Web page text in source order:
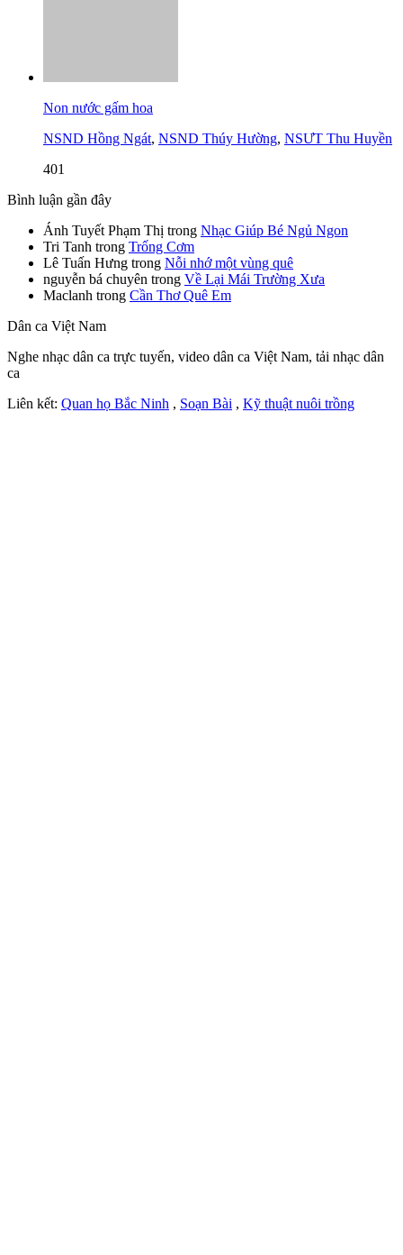
Non nước gấm hoa
NSND Hồng Ngát, NSND Thúy Hường, NSƯT Thu Huyền
401
Bình luận gần đây
Ánh Tuyết Phạm Thị trong Nhạc Giúp Bé Ngủ Ngon
Tri Tanh trong Trống Cơm
Lê Tuấn Hưng trong Nỗi nhớ một vùng quê
nguyễn bá chuyên trong Về Lại Mái Trường Xưa
Maclanh trong Cần Thơ Quê Em
Dân ca Việt Nam
Nghe nhạc dân ca trực tuyến, video dân ca Việt Nam, tải nhạc dân
ca
Liên kết: Quan họ Bắc Ninh , Soạn Bài , Kỹ thuật nuôi trồng